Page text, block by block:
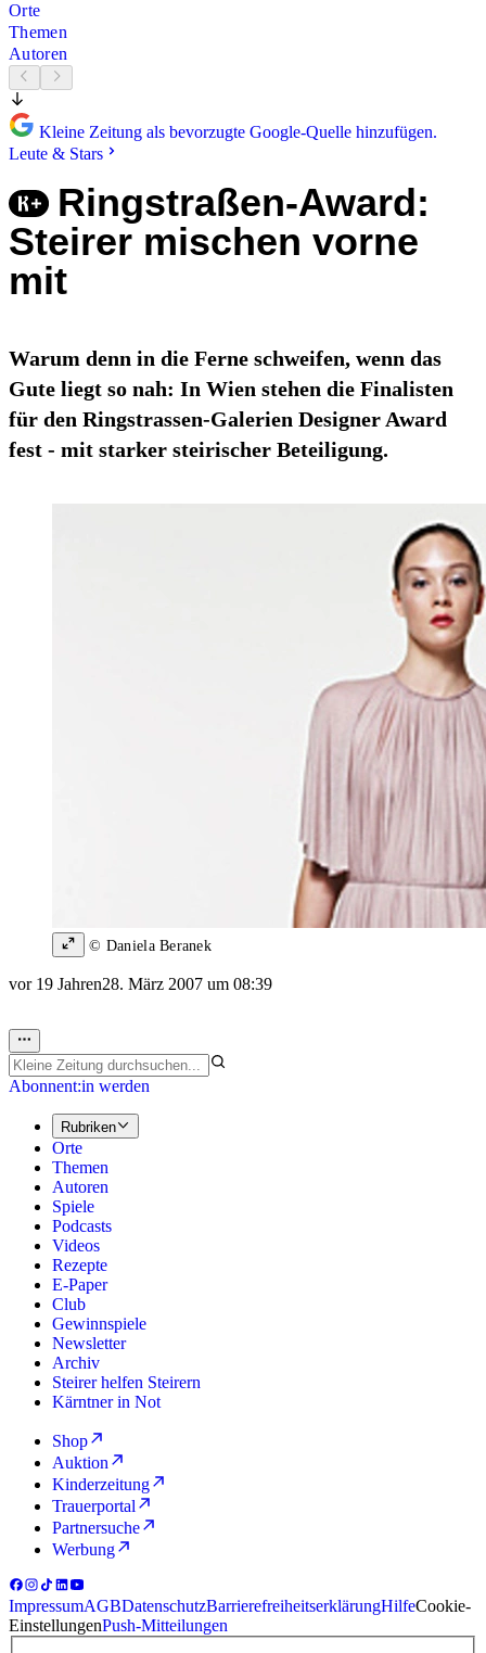
Orte
Themen
Autoren
Kleine Zeitung als bevorzugte Google-Quelle hinzufügen.
Leute & Stars
Ringstraßen-Award:
Steirer mischen vorne
mit
Warum denn in die Ferne schweifen, wenn das
Gute liegt so nah: In Wien stehen die Finalisten
für den Ringstrassen-Galerien Designer Award
fest - mit starker steirischer Beteiligung.
© Daniela Beranek
vor 19 Jahren28. März 2007 um 08:39
Abonnent:in werden
Rubriken
Orte
Themen
Autoren
Spiele
Podcasts
Videos
Rezepte
E-Paper
Club
Gewinnspiele
Newsletter
Archiv
Steirer helfen Steirern
Kärntner in Not
Shop
Auktion
Kinderzeitung
Trauerportal
Partnersuche
Werbung
ImpressumAGBDatenschutzBarrierefreiheitserklärungHilfeCookie-
EinstellungenPush-Mitteilungen